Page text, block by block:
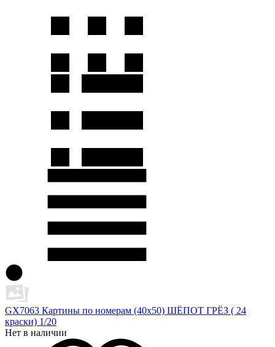
GX7063 Картины по номерам (40х50) ШЁПОТ ГРЁЗ ( 24
краски) 1/20
Нет в наличии